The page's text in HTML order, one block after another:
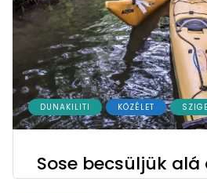
DUNAKILITI KÖZÉLET
Sose becsüljük alá